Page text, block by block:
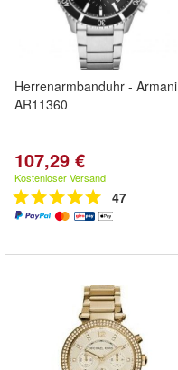
Herrenarmbanduhr - Armani
AR11360
107,29 €
Kostenloser Versand
47